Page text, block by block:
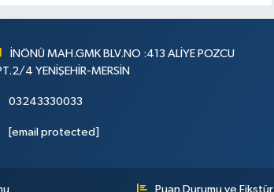
İNÖNÜ MAH.GMK BLV.NO :413 ALİYE POZCU
4 YENİŞEHİR-MERSİN
03243330033
[email protected]
Puan Durumu ve Fikstür